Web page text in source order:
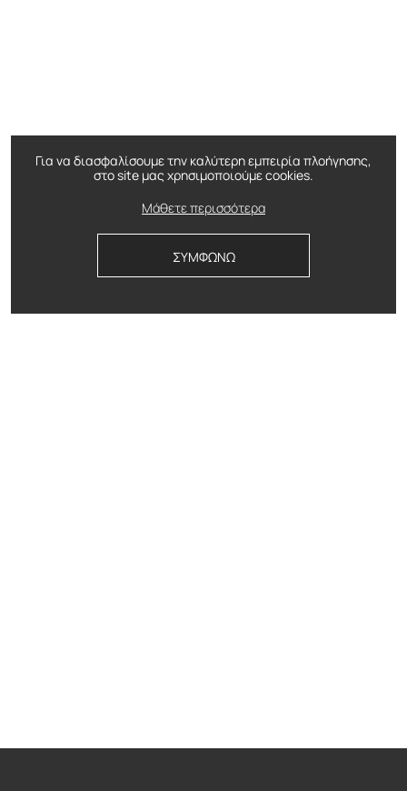
Για να διασφαλίσουμε την καλύτερη εμπειρία πλοήγησης,
στο site μας χρησιμοποιούμε cookies.
Μάθετε περισσότερα
ΣΥΜΦΩΝΩ